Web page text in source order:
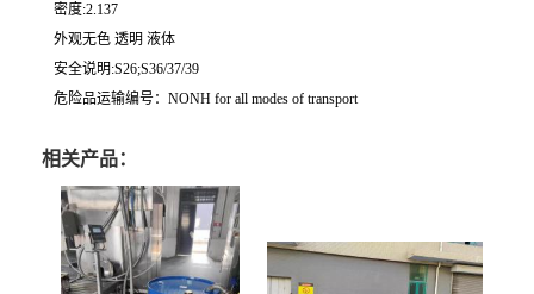
密度:2.137
外观无色 透明 液体
安全说明:S26;S36/37/39
危险品运输编号：NONH for all modes of transport
相关产品：